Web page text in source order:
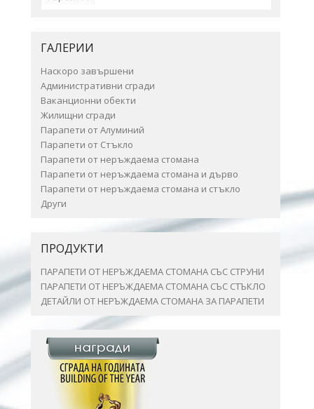
ГАЛЕРИИ
Наскоро завършени
Административни сгради
Ваканционни обекти
Жилищни сгради
Парапети от Алуминий
Парапети от Стъкло
Парапети от неръждаема стомана
Парапети от неръждаема стомана и дърво
Парапети от неръждаема стомана и стъкло
Други
ПРОДУКТИ
ПАРАПЕТИ ОТ НЕРЪЖДАЕМА СТОМАНА СЪС СТРУНИ
ПАРАПЕТИ ОТ НЕРЪЖДАЕМА СТОМАНА СЪС СТЪКЛО
ДЕТАЙЛИ ОТ НЕРЪЖДАЕМА СТОМАНА ЗА ПАРАПЕТИ